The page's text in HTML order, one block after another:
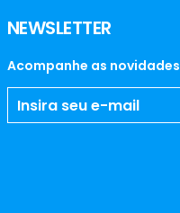
NEWSLETTER
Acompanhe as